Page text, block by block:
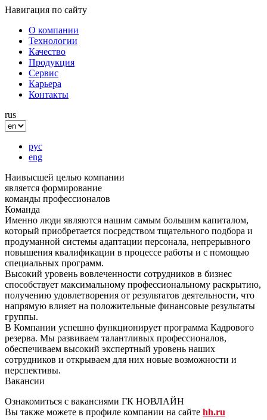
Навигация по сайту
О компании
Технологии
Качество
Продукция
Сервис
Карьера
Контакты
rus
рус
eng
Наивысшей целью компании
является формирование
команды профессионалов
Команда
Именно люди являются нашим самым большим капиталом,
который приобретается посредством тщательного подбора и
продуманной системы адаптации персонала, непрерывного
повышения квалификации в процессе работы и с помощью
специальных программ.
Высокий уровень вовлеченности сотрудников в бизнес
способствует максимальному профессиональному раскрытию,
получению удовлетворения от результатов деятельности, что
напрямую влияет на положительные финансовые результаты
группы.
В Компании успешно функционирует программа Кадрового
резерва. Мы развиваем талантливых профессионалов,
обеспечиваем высокий экспертный уровень наших
сотрудников и открываем для них новые возможности и
перспективы.
Вакансии
Ознакомиться с вакансиями ГК НОВЛАЙН
Вы также можете в профиле компании на сайте hh.ru